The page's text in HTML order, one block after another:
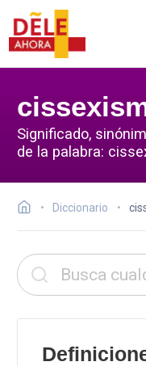
Significado,
de la palabra:
Diccionario